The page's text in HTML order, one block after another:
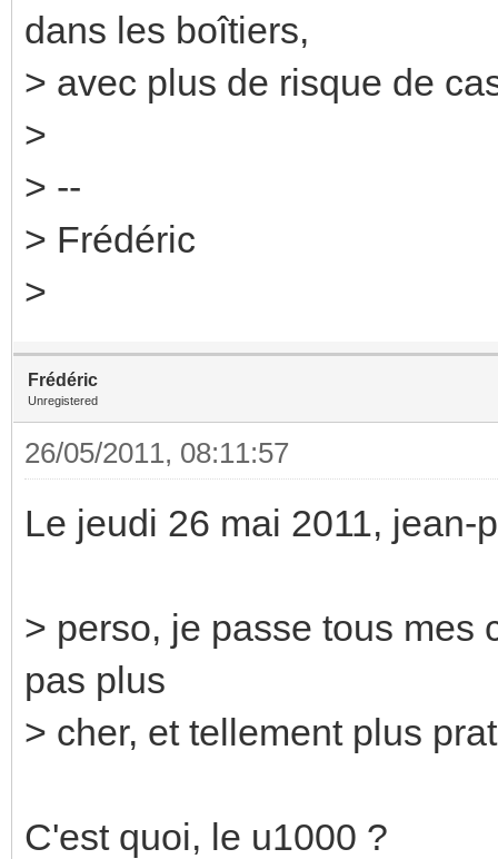
dans les boîtiers,
> avec plus de risque de
>
> --
> Frédéric
>
Frédéric
Unregistered
26/05/2011, 08:11:57
Le jeudi 26 mai 2011, jean-
> perso, je passe tous mes
pas plus
> cher, et tellement plus
C'est quoi, le u1000 ?